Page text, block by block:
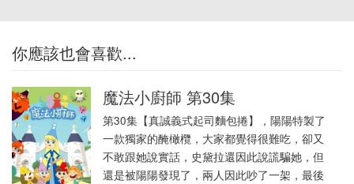
你應該也會喜歡...
魔法小廚師 第30集
第30集【真誠義式起司麵包捲】，陽陽特製了
一款獨家的醃橄欖，大家都覺得很難吃，卻又
不敢跟她說實話，史黛拉還因此說謊騙她，但
還是被陽陽發現了，兩人因此吵了一架，最後